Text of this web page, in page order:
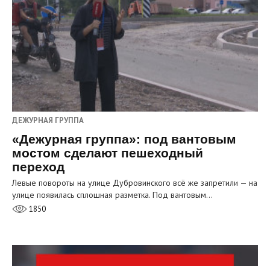
ДЕЖУРНАЯ ГРУППА
«Дежурная группа»: под вантовым
мостом сделают пешеходный
переход
Левые повороты на улице Дубровинского всё же запретили — на
улице появилась сплошная разметка. Под вантовым…
1850